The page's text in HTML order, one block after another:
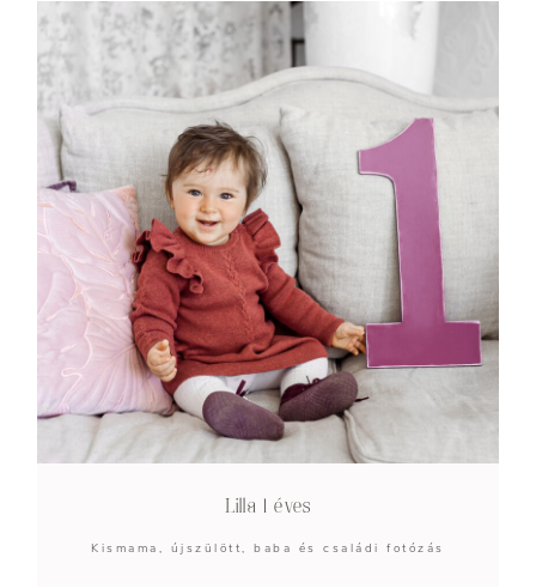
Lilla 1 éves
Kismama, újszülött, baba és családi fotózás